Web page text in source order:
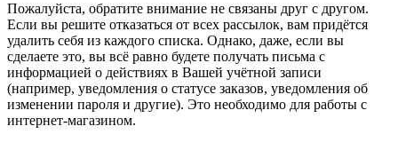
Пожалуйста, обратите внимание не связаны друг с другом.
Если вы решите отказаться от всех рассылок, вам придётся
удалить себя из каждого списка. Однако, даже, если вы
сделаете это, вы всё равно будете получать письма с
информацией о действиях в Вашей учётной записи
(например, уведомления о статусе заказов, уведомления об
изменении пароля и другие). Это необходимо для работы с
интернет-магазином.